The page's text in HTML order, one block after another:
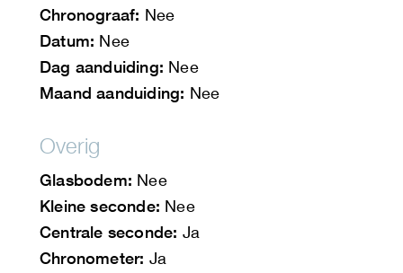
Chronograaf: Nee
Datum: Nee
Dag aanduiding: Nee
Maand aanduiding: Nee
Overig
Glasbodem: Nee
Kleine seconde: Nee
Centrale seconde: Ja
Chronometer: Ja